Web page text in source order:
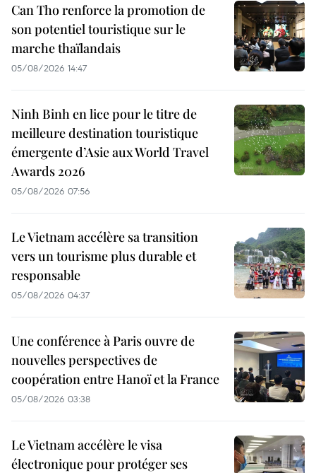
Can Tho renforce la promotion de
son potentiel touristique sur le
marche thaïlandais
05/08/2026 14:47
Ninh Binh en lice pour le titre de
meilleure destination touristique
émergente d’Asie aux World Travel
Awards 2026
05/08/2026 07:56
Le Vietnam accélère sa transition
vers un tourisme plus durable et
responsable
05/08/2026 04:37
Une conférence à Paris ouvre de
nouvelles perspectives de
coopération entre Hanoï et la France
05/08/2026 03:38
Le Vietnam accélère le visa
électronique pour protéger ses